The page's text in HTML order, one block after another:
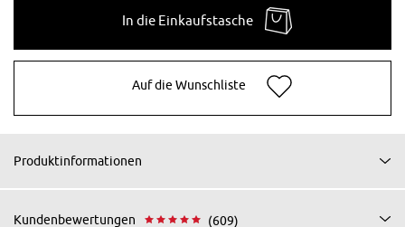
In die Einkaufstasche
Auf die Wunschliste
Produktinformationen
Kundenbewertungen (609)